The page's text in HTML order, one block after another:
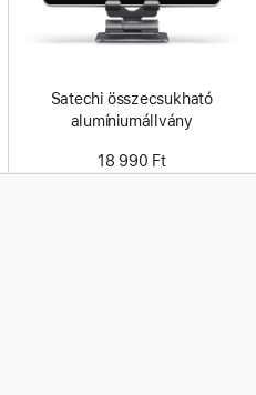
Satechi összecsukható
alumíniumállvány
18 990 Ft